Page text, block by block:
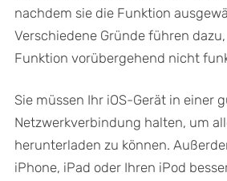
nachdem sie die Funktion
Verschiedene Gründe führen
Funktion vorübergehend nicht
Sie müssen Ihr iOS-Gerät in einer
Netzwerkverbindung halten, um
herunterladen zu können.
iPhone, iPad oder Ihren iPod